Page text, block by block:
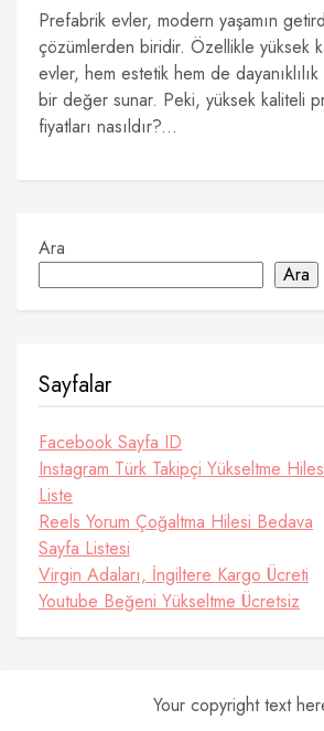
Prefabrik evler, modern yaşamın
çözümlerden biridir. Özellikle yüksek
evler, hem estetik hem de dayanıklılık
bir değer sunar. Peki, yüksek kaliteli
fiyatları nasıldır?...
Ara
Ara
Sayfalar
Facebook Sayfa ID
Instagram Türk Takipçi Yükseltme
Liste
Reels Yorum Çoğaltma Hilesi Bedava
Sayfa Listesi
Virgin Adaları, İngiltere Kargo Ücreti
Youtube Beğeni Yükseltme Ücretsiz
Your copyright text